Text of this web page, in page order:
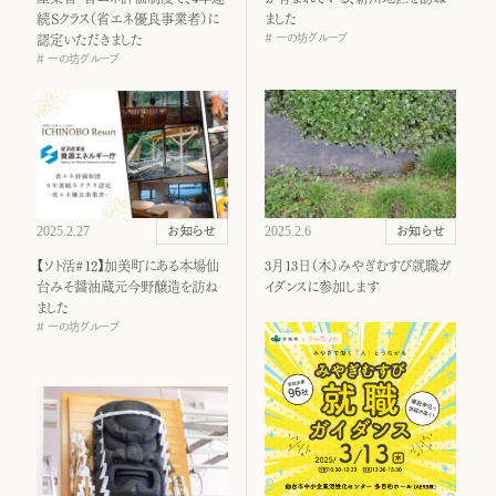
続Ｓクラス（省エネ優良事業者）に
認定いただきました
一の坊グループ
ました
一の坊グループ
2025.2.27 お知らせ
【ソト活#12】加美町にある本場仙
台みそ醤油蔵元今野醸造を訪ね
ました
一の坊グループ
2025.2.6 お知らせ
3月13日（木）みやぎむすび就職ガ
イダンスに参加します